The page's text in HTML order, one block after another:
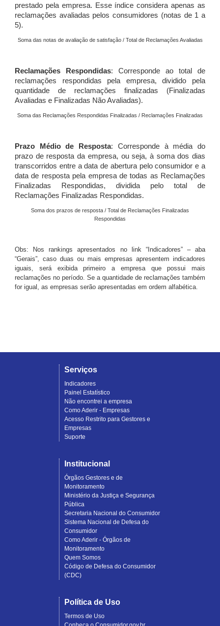
prestado pela empresa. Esse índice considera apenas as
reclamações avaliadas pelos consumidores (notas de 1 a
5).
Soma das notas de avaliação de satisfação / Total de Reclamações Avaliadas
Reclamações Respondidas: Corresponde ao total de
reclamações respondidas pela empresa, dividido pela
quantidade de reclamações finalizadas (Finalizadas
Avaliadas e Finalizadas Não Avaliadas).
Soma das Reclamações Respondidas Finalizadas / Reclamações Finalizadas
Prazo Médio de Resposta: Corresponde à média do
prazo de resposta da empresa, ou seja, à soma dos dias
transcorridos entre a data de abertura pelo consumidor e a
data de resposta pela empresa de todas as Reclamações
Finalizadas Respondidas, dividida pelo total de
Reclamações Finalizadas Respondidas.
Soma dos prazos de resposta / Total de Reclamações Finalizadas
Respondidas
Obs: Nos rankings apresentados no link “Indicadores” – aba
“Gerais”, caso duas ou mais empresas apresentem indicadores
iguais, será exibida primeiro a empresa que possui mais
reclamações no período. Se a quantidade de reclamações também
for igual, as empresas serão apresentadas em ordem alfabética.
Serviços
Indicadores
Painel Estatístico
Não encontrei a empresa
Como Aderir - Empresas
Acesso Restrito para Gestores e
Empresas
Suporte
Institucional
Órgãos Gestores e de
Monitoramento
Ministério da Justiça e Segurança
Pública
Secretaria Nacional do Consumidor
Sistema Nacional de Defesa do
Consumidor
Como Aderir - Órgãos de
Monitoramento
Quem Somos
Código de Defesa do Consumidor
(CDC)
Política de Uso
Termos de Uso